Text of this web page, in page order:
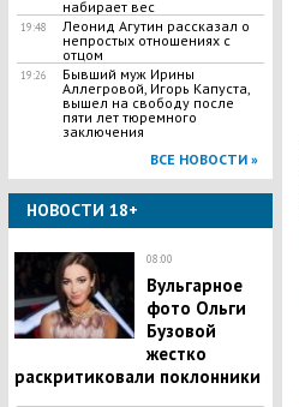
набирает вес
19:48
Леонид Агутин рассказал о
непростых отношениях с
отцом
19:26
Бывший муж Ирины
Аллегровой, Игорь Капуста,
вышел на свободу после
пяти лет тюремного
заключения
ВСЕ НОВОСТИ »
НОВОСТИ 18+
08:00
Вульгарное
фото Ольги
Бузовой
жестко
раскритиковали поклонники